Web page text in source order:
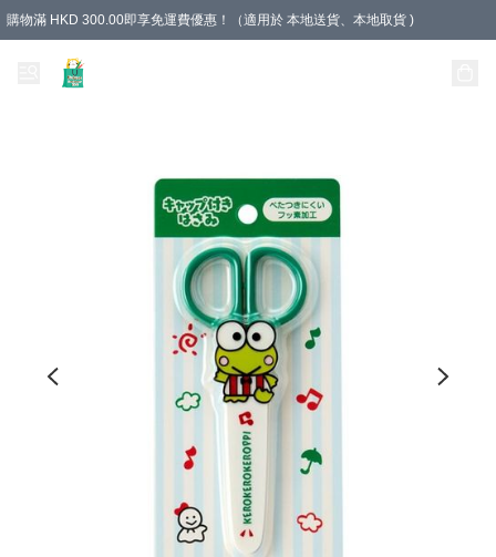
購物滿 HKD 300.00即享免運費優惠！（適用於 本地送貨、本地取貨 )